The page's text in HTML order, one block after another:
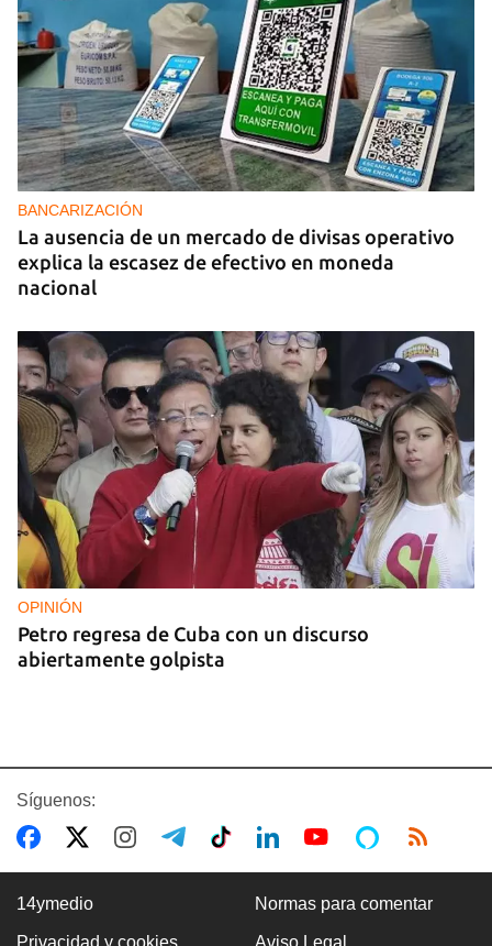
BANCARIZACIÓN
La ausencia de un mercado de divisas operativo
explica la escasez de efectivo en moneda
nacional
OPINIÓN
Petro regresa de Cuba con un discurso
abiertamente golpista
Síguenos:
14ymedio Normas para comentar
Privacidad y cookies Aviso Legal